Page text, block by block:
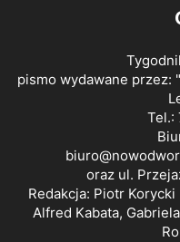
pismo wydawane przez:
Tel.:
oraz ul.
Redakcja: Piotr
Alfred Kabata,